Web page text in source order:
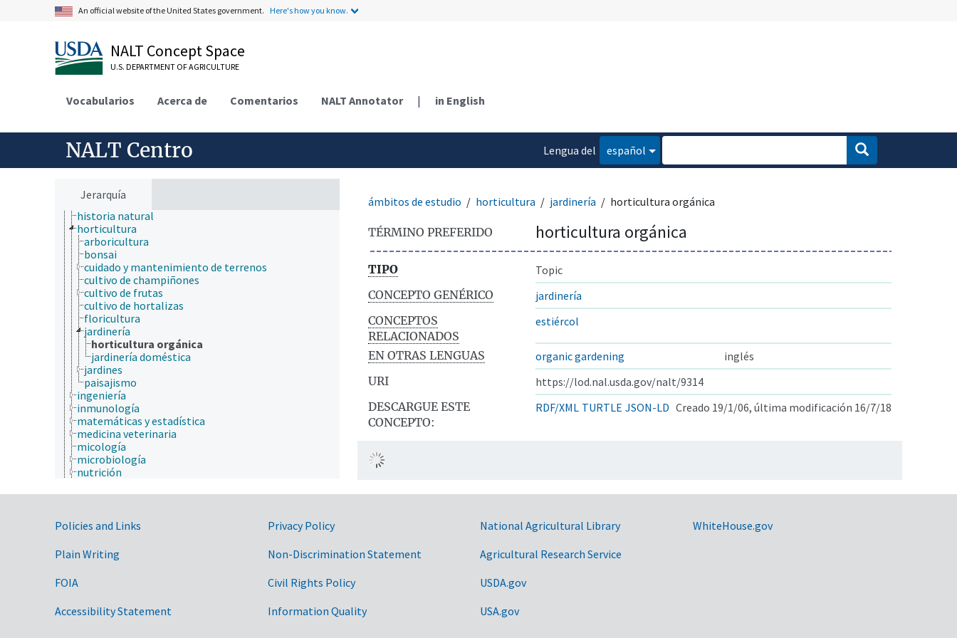
An official website of the United States government. Here's how you know.
NALT Concept Space
U.S. DEPARTMENT OF AGRICULTURE
Vocabularios Acerca de Comentarios NALT Annotator | in English
NALT Centro
Lengua del
español
Jerarquía
educación
epidemiología
etiología
física
fisiopatología
hidrología
histopatología
historia
historia natural
horticultura
arboricultura
bonsai
cuidado y mantenimiento de terrenos
cultivo de champiñones
cultivo de frutas
cultivo de hortalizas
floricultura
jardinería
horticultura orgánica
jardinería doméstica
jardines
paisajismo
ingeniería
inmunología
matemáticas y estadística
medicina veterinaria
micología
microbiología
nutrición
parasitología
plantas (botánica)
química
salud animal y humana
taxonomía
desarrollo rural, comunidades, educación, extensión
ámbitos de estudio horticultura jardinería horticultura orgánica
TÉRMINO PREFERIDO horticultura orgánica
TIPO
Topic
CONCEPTO GENÉRICO
jardinería
CONCEPTOS
RELACIONADOS
estiércol
EN OTRAS LENGUAS organic gardening
inglés
URI
https://lod.nal.usda.gov/nalt/9314
DESCARGUE ESTE
CONCEPTO:
RDF/XML TURTLE JSON-LD Creado 19/1/06, última modificación 16/7/18
Government Links
Policies and Links
Plain Writing
FOIA
Accessibility Statement
Privacy Policy
Non-Discrimination Statement
Civil Rights Policy
Information Quality
National Agricultural Library
Agricultural Research Service
USDA.gov
USA.gov
WhiteHouse.gov